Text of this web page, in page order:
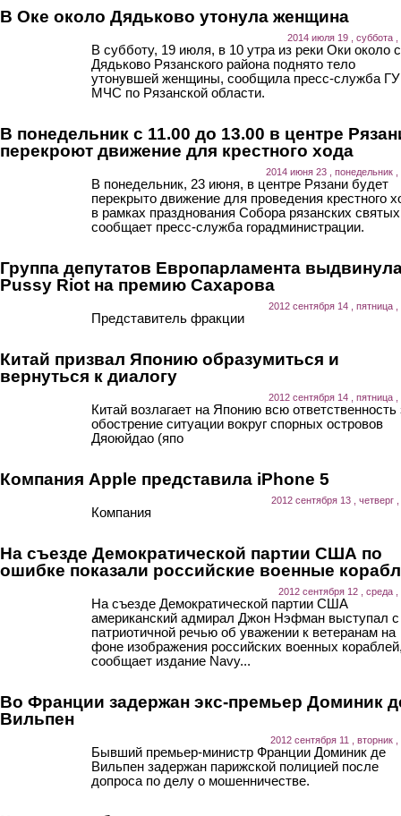
В Оке около Дядьково утонула женщина
2014 июля 19 , суббота ,
В субботу, 19 июля, в 10 утра из реки Оки около
Дядьково Рязанского района поднято тело
утонувшей женщины, сообщила пресс-служба ГУ
МЧС по Рязанской области.
В понедельник с 11.00 до 13.00 в центре
перекроют движение для крестного хода
2014 июня 23 , понедельник ,
В понедельник, 23 июня, в центре Рязани будет
перекрыто движение для проведения крестного
в рамках празднования Собора рязанских
сообщает пресс-служба горадминистрации.
Группа депутатов Европарламента
Pussy Riot на премию Сахарова
2012 сентября 14 , пятница ,
Представитель фракции
Китай призвал Японию образумиться и
вернуться к диалогу
2012 сентября 14 , пятница ,
Китай возлагает на Японию всю ответственность
обострение ситуации вокруг спорных островов
Дяоюйдао (япо
Компания Apple представила iPhone 5
2012 сентября 13 , четверг ,
Компания
На съезде Демократической партии США по
ошибке показали российские военные
2012 сентября 12 , среда ,
На съезде Демократической партии США
американский адмирал Джон Нэфман выступал с
патриотичной речью об уважении к ветеранам на
фоне изображения российских военных
сообщает издание Navy...
Во Франции задержан экс-премьер Доминик
Вильпен
2012 сентября 11 , вторник ,
Бывший премьер-министр Франции Доминик де
Вильпен задержан парижской полицией после
допроса по делу о мошенничестве.